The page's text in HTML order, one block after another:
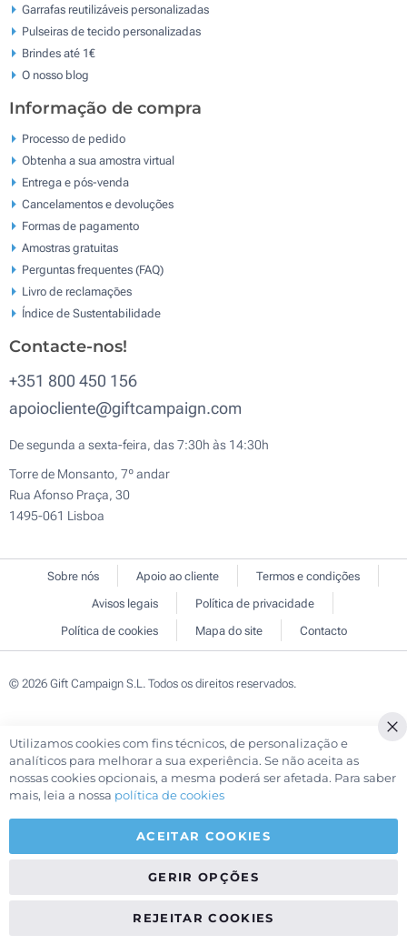
Garrafas reutilizáveis personalizadas
Pulseiras de tecido personalizadas
Brindes até 1€
O nosso blog
Informação de compra
Processo de pedido
Obtenha a sua amostra virtual
Entrega e pós-venda
Cancelamentos e devoluções
Formas de pagamento
Amostras gratuitas
Perguntas frequentes (FAQ)
Livro de reclamaçōes
Índice de Sustentabilidade
Contacte-nos!
+351 800 450 156
apoiocliente@giftcampaign.com
De segunda a sexta-feira, das 7:30h às 14:30h
Torre de Monsanto, 7º andar
Rua Afonso Praça, 30
1495-061 Lisboa
Sobre nós Apoio ao cliente
Termos e condições
Avisos legais
Política de privacidade
Política de cookies
Mapa do site Contacto
© 2026 Gift Campaign S.L. Todos os direitos reservados.
Utilizamos cookies com fins técnicos, de personalização e
analíticos para melhorar a sua experiência. Se não aceita as
nossas cookies opcionais, a mesma poderá ser afetada. Para saber
mais, leia a nossa política de cookies
ACEITAR COOKIES
GERIR OPÇÕES
REJEITAR COOKIES